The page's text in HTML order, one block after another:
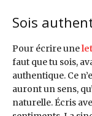
Sois
Pour écrire une
faut que tu sois,
authentique. Ce
auront un sens,
naturelle. Écris